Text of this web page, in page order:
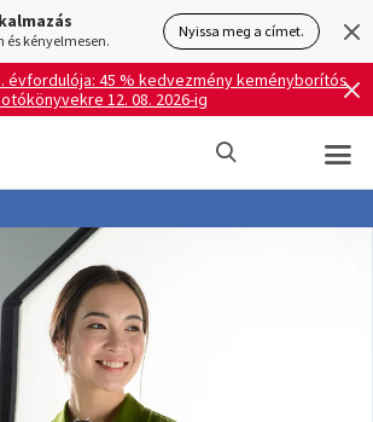
és kényelmesen. Nyissa meg a címet.
évfordulója: 45 % kedvezmény keményborítós
12. 08. 2026-ig